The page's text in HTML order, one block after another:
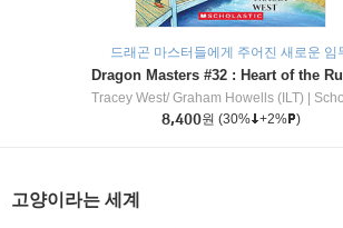
드래곤 마스터들에게 주어진 새로운 임
Tracey West/ Graham Howells (ILT)
8,400원 (30% +2% )
고양이라는 세계